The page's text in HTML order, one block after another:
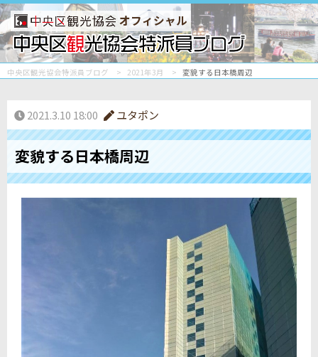
オフィシャル
中央区観光協会特派員ブログ 2021年3月 変貌する日本橋周辺
2021.3.10 18:00 ユタポン
変貌する日本橋周辺